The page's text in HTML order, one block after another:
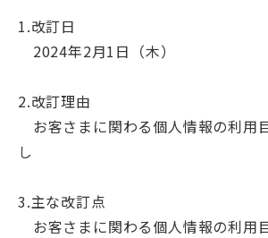
1.改訂日
2024年2月1日（木）
2.改訂理由
お客さまに関わる個人情報の利用
し
3.主な改訂点
お客さまに関わる個人情報の利用